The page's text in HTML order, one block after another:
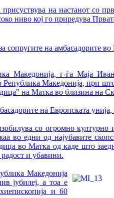
на настанот со
ниво кој го приредува
сопругите на амбасадорите
Македонија, г-ѓа Маја
Република Македонија, при
на Матка во близина на
на Европската
со огромно културно
во едни од најубавите
во Матка од каде што
радост и убавини.
Македонија
јубилеј, а тоа е
и 60